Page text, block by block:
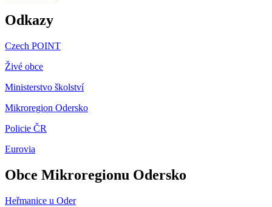
Odkazy
Czech POINT
Živé obce
Ministerstvo školství
Mikroregion Odersko
Policie ČR
Eurovia
Obce Mikroregionu Odersko
Heřmanice u Oder